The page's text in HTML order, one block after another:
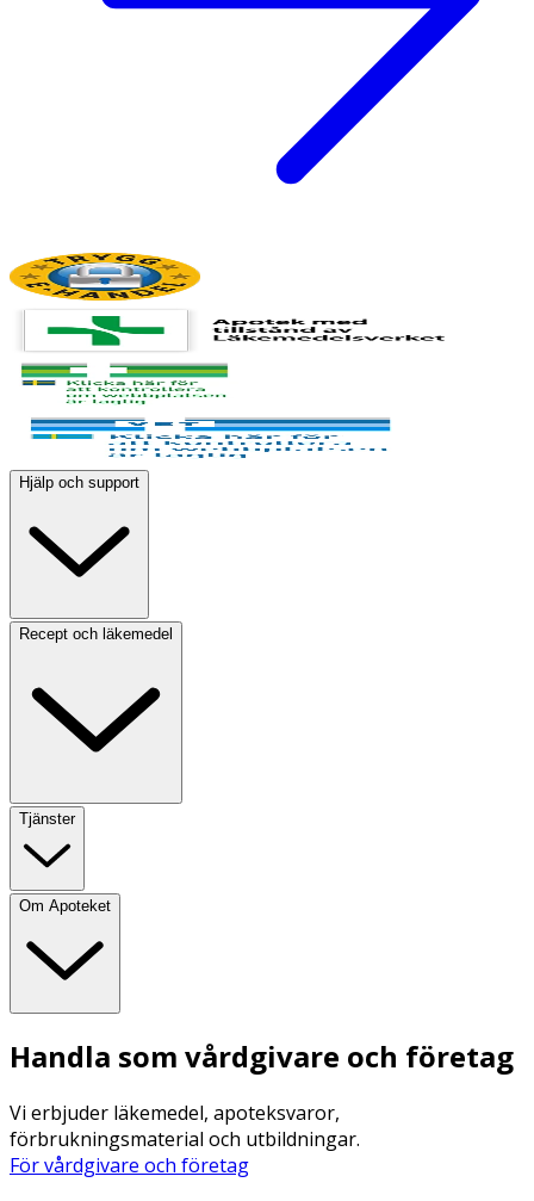
Hjälp och support
Recept och läkemedel
Tjänster
Om Apoteket
Handla som vårdgivare och företag
Vi erbjuder läkemedel, apoteksvaror,
förbrukningsmaterial och utbildningar.
För vårdgivare och företag